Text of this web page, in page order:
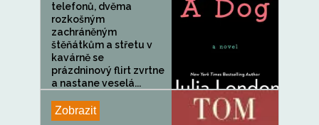
telefonů, dvěma
rozkošným
zachráněným
štěňátkům a střetu v
kavárně se
prázdninový flirt zvrtne
a nastane veselá...
Zobrazit